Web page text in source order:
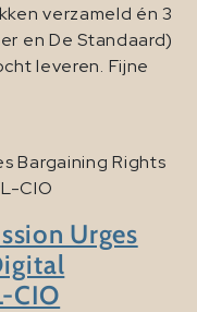
verzameld én 3
en De Standaard)
leveren. Fijne
Bargaining Rights
CIO
Urges
CIO